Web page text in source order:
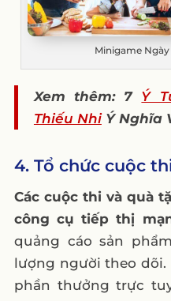
Minigame
Xem thêm: 7 Ý
Thiếu NhiÝ Nghĩa
4. Tổ chức cuộc
Các cuộc thi và quà
công cụ tiếp thị
quảng cáo sản
lượng người theo dõi.
phần thưởng trực